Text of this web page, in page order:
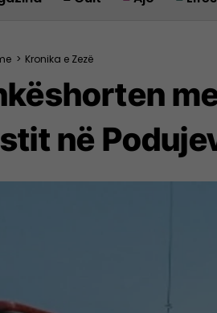
> Kronika e Zezë
në